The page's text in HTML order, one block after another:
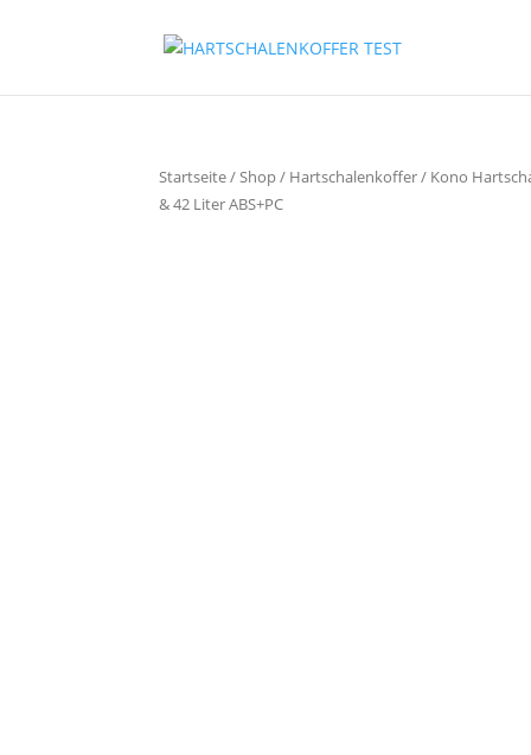
Startseite/Shop/ Hartschalenkoffer/ Kono
& 42 Liter ABS+PC